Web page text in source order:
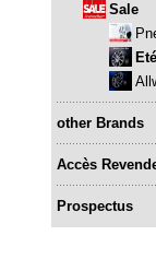
Sale
other Brands
Accès
Prospectus